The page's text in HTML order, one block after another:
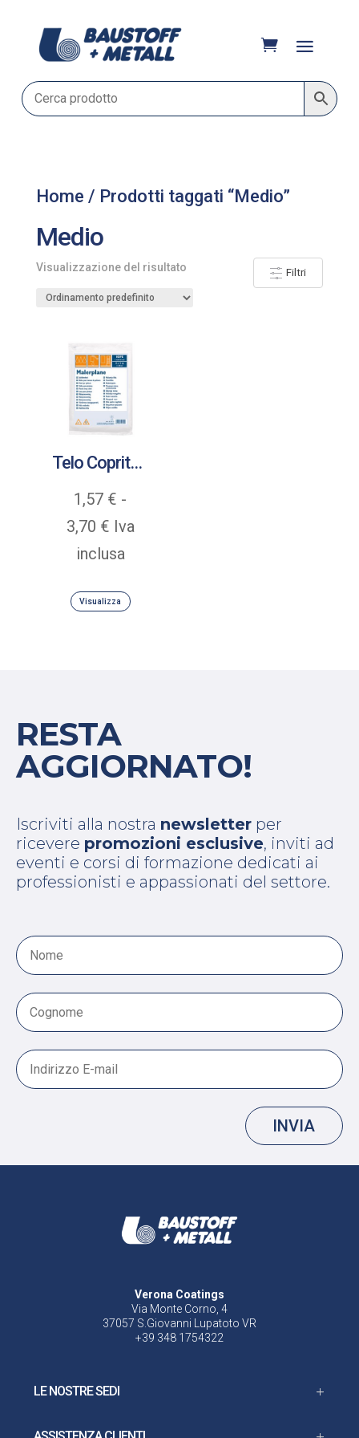
Home / Prodotti taggati “Medio”
Medio
Filtri
Visualizzazione del risultato
Telo Copritutto HDPE 0,010 medio
1,57 € -
3,70 €Fascia
di
da
Iva
inclusa
Visualizza
RESTA
AGGIORNATO!
Iscriviti alla nostra newsletter per
ricevere promozioni esclusive, inviti ad
eventi e corsi di formazione dedicati ai
professionisti e appassionati del settore.
INVIA
Verona Coatings
Via Monte Corno, 4
37057 S.Giovanni Lupatoto VR
+39 348 1754322
LE NOSTRE SEDI